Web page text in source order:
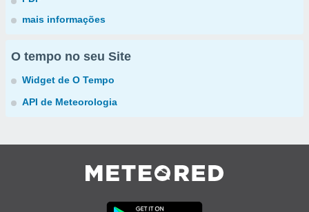
mais informações
O tempo no seu Site
Widget de O Tempo
API de Meteorologia